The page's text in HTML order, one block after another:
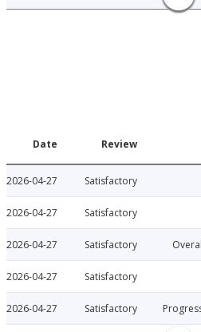
Satisfactory
2026-04-27
Satisfactory
2026-04-27
Satisfactory
2026-04-27
Satisfactory
2026-04-27
Satisfactory
2026-04-27